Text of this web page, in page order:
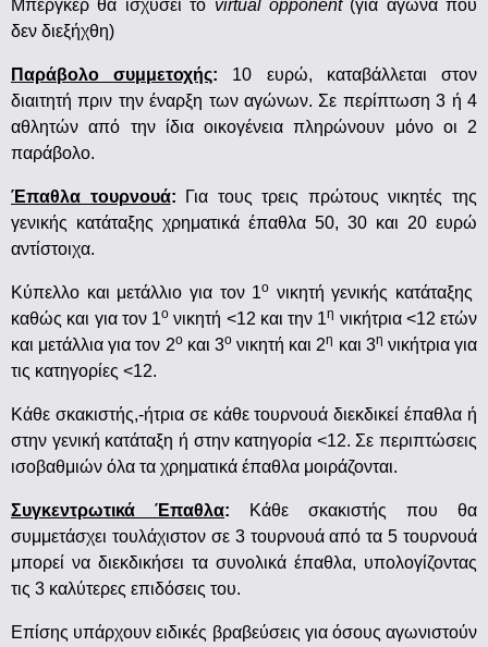
Μπέργκερ θα ισχύσει το virtual opponent(για αγώνα που
δεν διεξήχθη)
Παράβολο συμμετοχής: 10 ευρώ, καταβάλλεται στον
διαιτητή πριν την έναρξη των αγώνων. Σε περίπτωση 3 ή 4
αθλητών από την ίδια οικογένεια πληρώνουν μόνο οι 2
παράβολο.
Έπαθλα τουρνουά:
Για τους τρεις πρώτους νικητές της
γενικής κατάταξης χρηματικά έπαθλα 50, 30 και 20 ευρώ
αντίστοιχα.
Κύπελλο και μετάλλιο για τον 1ο νικητή γενικής κατάταξης
καθώς και για τον 1ο νικητή <12 και την 1η νικήτρια <12 ετών
και μετάλλια για τον 2οκαι 3ονικητή και 2η και 3η νικήτρια για
τις κατηγορίες <12.
Κάθε σκακιστής,-ήτρια σε κάθε τουρνουά διεκδικεί έπαθλα ή
στην γενική κατάταξη ή στην κατηγορία <12. Σε περιπτώσεις
ισοβαθμιών όλα τα χρηματικά έπαθλα μοιράζονται.
Συγκεντρωτικά Έπαθλα: Κάθε σκακιστής που θα
συμμετάσχει τουλάχιστον σε 3 τουρνουά από τα 5 τουρνουά
μπορεί να διεκδικήσει τα συνολικά έπαθλα, υπολογίζοντας
τις 3 καλύτερες επιδόσεις του.
Επίσης υπάρχουν ειδικές βραβεύσεις για όσους αγωνιστούν